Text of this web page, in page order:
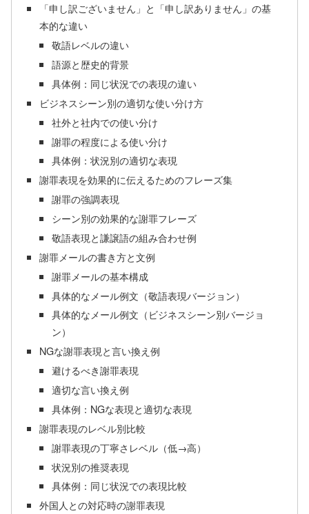
「申し訳ございません」と「申し訳ありません」の基
本的な違い
敬語レベルの違い
語源と歴史的背景
具体例：同じ状況での表現の違い
ビジネスシーン別の適切な使い分け方
社外と社内での使い分け
謝罪の程度による使い分け
具体例：状況別の適切な表現
謝罪表現を効果的に伝えるためのフレーズ集
謝罪の強調表現
シーン別の効果的な謝罪フレーズ
敬語表現と謙譲語の組み合わせ例
謝罪メールの書き方と文例
謝罪メールの基本構成
具体的なメール例文（敬語表現バージョン）
具体的なメール例文（ビジネスシーン別バージョ
ン）
NGな謝罪表現と言い換え例
避けるべき謝罪表現
適切な言い換え例
具体例：NGな表現と適切な表現
謝罪表現のレベル別比較
謝罪表現の丁寧さレベル（低→高）
状況別の推奨表現
具体例：同じ状況での表現比較
外国人との対応時の謝罪表現